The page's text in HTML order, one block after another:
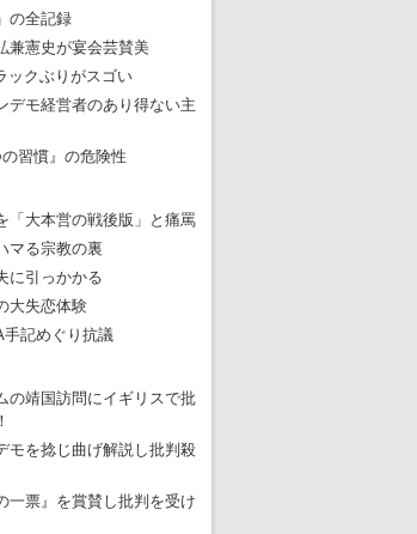
・ 五輪関係者が入国当日、築地を散歩！
・ 五輪でIOCラウンジ以外にVIPルーム、広告代理店は物品購入
の全記録
兼憲史が宴会芸賛美
ックぶりがスゴい
デモ経営者のあり得ない主
習慣』の危険性
「大本営の戦後版」と痛罵
マる宗教の裏
に引っかかる
大失恋体験
記めぐり抗議
の靖国訪問にイギリスで批
モを捻じ曲げ解説し批判殺
一票』を賞賛し批判を受け